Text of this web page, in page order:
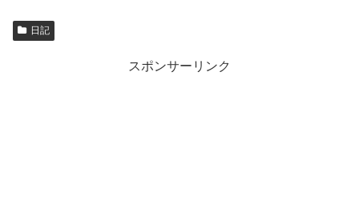
日記
スポンサーリンク